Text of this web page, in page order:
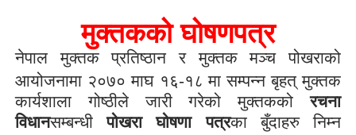
मुक्तकको घोषणपत्र
नेपाल मुक्तक प्रतिष्ठान र मुक्तक मञ्च पोखराको
आयोजनामा २०७० माघ १६-१८ मा सम्पन्न बृहत् मुक्तक
कार्यशाला गोष्ठीले जारी गरेको मुक्तककोरचना
विधानसम्बन्धीपोखरा घोषणा पत्रका बुँदाहरु निम्न